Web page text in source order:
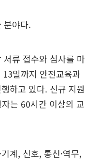
분야다.
서류 접수와 심사를 마
일까지 안전교육과
하고 있다. 신규 지원
는 60시간 이상의 교
계, 신호, 통신·역무,